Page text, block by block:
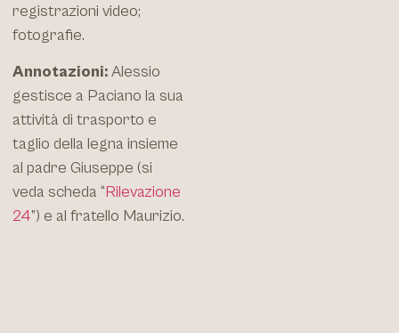
registrazioni video;
fotografie.
Annotazioni:Alessio
gestisce a Paciano la sua
attività di trasporto e
taglio della legna insieme
al padre Giuseppe (si
veda scheda “Rilevazione
24”) e al fratello Maurizio.